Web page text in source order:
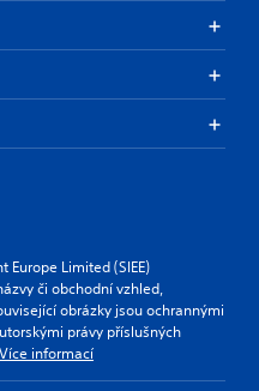
Limited (SIEE)
či obchodní vzhled,
obrázky jsou ochrannými
právy příslušných
Více informací